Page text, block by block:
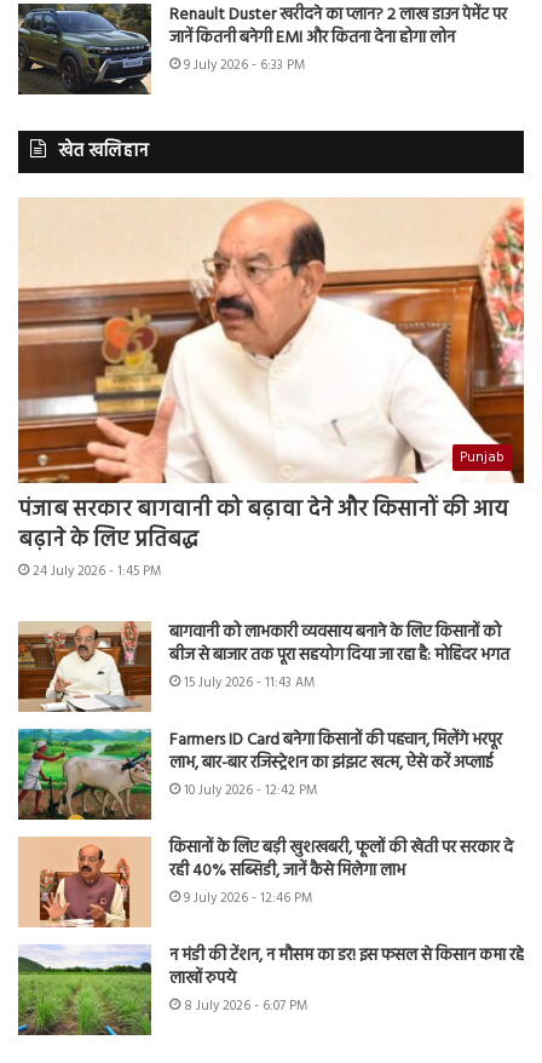
Renault Duster खरीदने का प्लान? 2 लाख डाउन पेमेंट पर
जानें कितनी बनेगी EMI और कितना देना होगा लोन
9 July 2026 - 6:33 PM
खेत खलिहान
Punjab
पंजाब सरकार बागवानी को बढ़ावा देने और किसानों की आय
बढ़ाने के लिए प्रतिबद्ध
24 July 2026 - 1:45 PM
बागवानी को लाभकारी व्यवसाय बनाने के लिए किसानों को
बीज से बाजार तक पूरा सहयोग दिया जा रहा है: मोहिंदर भगत
15 July 2026 - 11:43 AM
Farmers ID Card बनेगा किसानों की पहचान, मिलेंगे भरपूर
लाभ, बार-बार रजिस्ट्रेशन का झंझट खत्म, ऐसे करें अप्लाई
10 July 2026 - 12:42 PM
किसानों के लिए बड़ी खुशखबरी, फूलों की खेती पर सरकार दे
रही 40% सब्सिडी, जानें कैसे मिलेगा लाभ
9 July 2026 - 12:46 PM
न मंडी की टेंशन, न मौसम का डर! इस फसल से किसान कमा रहे
लाखों रुपये
8 July 2026 - 6:07 PM